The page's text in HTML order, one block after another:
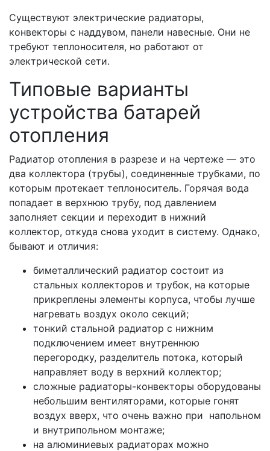
Существуют электрические радиаторы,
конвекторы с наддувом, панели навесные. Они не
требуют теплоносителя, но работают от
электрической сети.
Типовые варианты
устройства батарей
отопления
Радиатор отопления в разрезе и на чертеже — это
два коллектора (трубы), соединенные трубками, по
которым протекает теплоноситель. Горячая вода
попадает в верхнюю трубу, под давлением
заполняет секции и переходит в нижний
коллектор, откуда снова уходит в систему. Однако,
бывают и отличия:
биметаллический радиатор состоит из
стальных коллекторов и трубок, на которые
прикреплены элементы корпуса, чтобы лучше
нагревать воздух около секций;
тонкий стальной радиатор с нижним
подключением имеет внутреннюю
перегородку, разделитель потока, который
направляет воду в верхний коллектор;
сложные радиаторы-конвекторы оборудованы
небольшим вентиляторами, которые гонят
воздух вверх, что очень важно при напольном
и внутрипольном монтаже;
на алюминиевых радиаторах можно